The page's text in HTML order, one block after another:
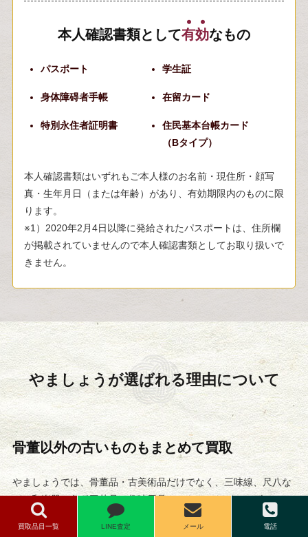
買取品目一覧 LINE査定 メール 電話
本人確認書類として有効なもの
パスポート 学生証
身体障碍者手帳 在留カード
特別永住者証明書
住民基本台帳カード
（Bタイプ）
本人確認書類はいずれもご本人様のお名前・現住所・顔写
真・生年月日（または年齢）があり、有効期限内のものに限
ります。
※1）2020年2月4日以降に発給されたパスポートは、住所欄
が掲載されていませんので本人確認書類としてお取り扱いで
きません。
やましょうが選ばれる理由について
骨董以外の古いものもまとめて買取
やましょうでは、骨董品・古美術品だけでなく、三味線、尺八な
どの和楽器や各種工芸品、趣味用品やおもちゃなどのホビー、デ
ザイナーズ家具、古い家具など幅広いジャンルの買取に対応して
おりますので、まとめて買い取ることができます。